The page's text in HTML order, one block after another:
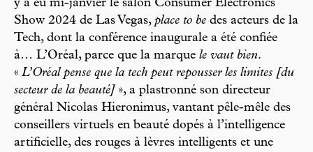
y a eu mi-janvier le salon Consumer Electronics
Show 2024 de Las Vegas, place to be des acteurs de la
Tech, dont la conférence inaugurale a été confiée
à… L’Oréal, parce que la marque le vaut bien.
« L’Oréal pense que la tech peut repousser les limites [du
secteur de la beauté] », a plastronné son directeur
général Nicolas Hieronimus, vantant pêle-mêle des
conseillers virtuels en beauté dopés à l’intelligence
artificielle, des rouges à lèvres intelligents et une